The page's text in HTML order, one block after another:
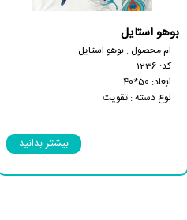
بوهو استایل
ام محصول : بوهو استایل
کد: 1236
ابعاد: 50*40
نوع دسته : تقویت
بیشتر بدانید